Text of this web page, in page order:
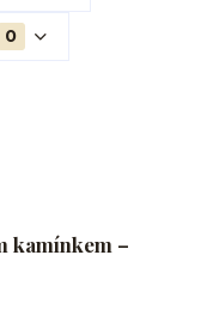
0
kamínkem –